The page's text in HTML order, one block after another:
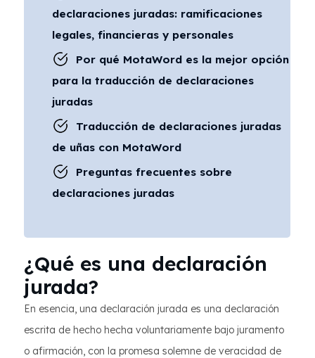
declaraciones juradas: ramificaciones
legales, financieras y personales
Por qué MotaWord es la mejor opción
para la traducción de declaraciones
juradas
Traducción de declaraciones juradas
de uñas con MotaWord
Preguntas frecuentes sobre
declaraciones juradas
¿Qué es una declaración
jurada?
En esencia, una declaración jurada es una declaración
escrita de hecho hecha voluntariamente bajo juramento
o afirmación, con la promesa solemne de veracidad de